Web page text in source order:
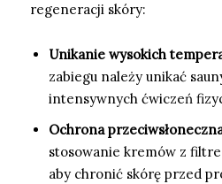
regeneracji skóry:
Unikanie wysokich
zabiegu należy unikać
intensywnych ćwiczeń
Ochrona
stosowanie kremów z
aby chronić skórę przed